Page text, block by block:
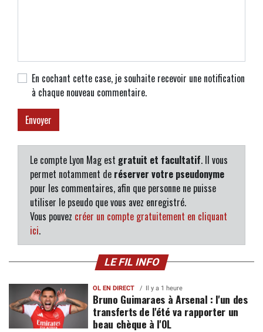
En cochant cette case, je souhaite recevoir une notification
à chaque nouveau commentaire.
Le compte Lyon Mag est gratuit et facultatif. Il vous
permet notamment de réserver votre pseudonyme
pour les commentaires, afin que personne ne puisse
utiliser le pseudo que vous avez enregistré.
Vous pouvez créer un compte gratuitement en cliquant
ici.
LE FIL INFO
OL EN DIRECT Il y a 1 heure
Bruno Guimaraes à Arsenal : l'un des
transferts de l'été va rapporter un
beau chèque à l'OL